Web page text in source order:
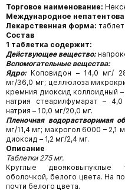
Торговое наименование:
Международное
Лекарственная форма:
Состав
1 таблетка содержит:
Действующее вещество:
Вспомогательные вещества:
Ядро: Коповидон – 14,0 мг/
мг/36,0 мг; целлюлоза
кремния диоксид коллоидный
натрия стеарилфумарат –
натрия – 10,0 мг/20,0 мг.
Пленочная водорастворимая
мг/11,4 мг; макрогол 6000 – 2,1
диоксид – 1,2 мг/2,4 мг.
Описание
Таблетки 275 мг.
Круглые двояковыпуклые
оболочкой, белого цвета. На
почти белого цвета.